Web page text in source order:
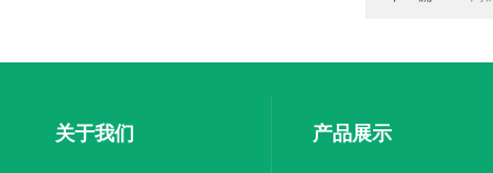
关于我们 产品展示